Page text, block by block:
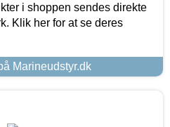
i shoppen sendes direkte
Klik her for at se deres
Marineudstyr.dk